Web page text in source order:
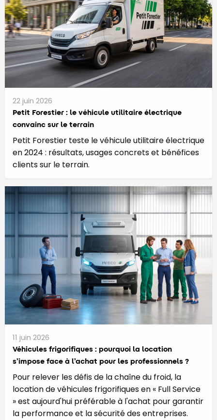
22 juin 2026
Petit Forestier : le véhicule utilitaire électrique
convainc sur le terrain
Petit Forestier teste le véhicule utilitaire électrique
en 2024 : résultats, usages concrets et bénéfices
clients sur le terrain.
11 juin 2026
​​​​​Véhicules frigorifiques : pourquoi la location
s’impose face à l’achat pour les professionnels ?
Pour relever les défis de la chaîne du froid, la
location de véhicules frigorifiques en « Full Service
» est aujourd'hui préférable à l'achat pour garantir
la performance et la sécurité des entreprises.